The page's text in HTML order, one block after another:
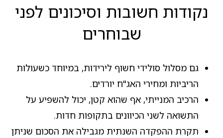
נקודות חשובות וסיכונים לפני
שבוחרים
גם מסלול סולידי חשוף לירידות, במיוחד כשעולות
הריביות ומחירי האג"ח יורדים.
הרכיב המנייתי, אף שהוא קטן, יכול להשפיע על
התשואה לשני הכיוונים בתקופות חדות.
תקרת ההפקדה השנתית מגבילה את הסכום שניתן